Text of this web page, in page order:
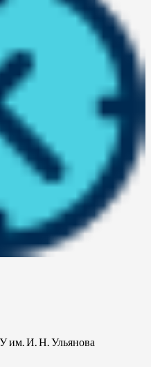
И. Н. Ульянова